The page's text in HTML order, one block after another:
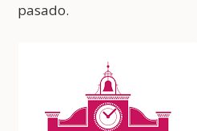
pasado.